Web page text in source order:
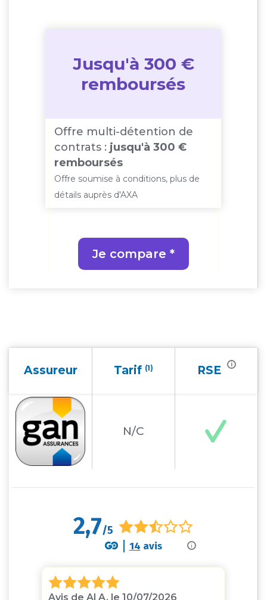
Jusqu'à 300 €
remboursés
Offre multi-détention de
contrats : jusqu'à 300 €
remboursés
Offre soumise à conditions, plus de
détails auprès d'AXA
Je compare *
Assureur Tarif (1) RSE i
N/C
i
2,7/5
14 avis
Avis de Al A. le 10/07/2026